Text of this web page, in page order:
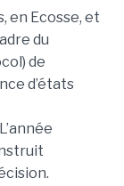
, en Ecosse, et
du
de
d’états